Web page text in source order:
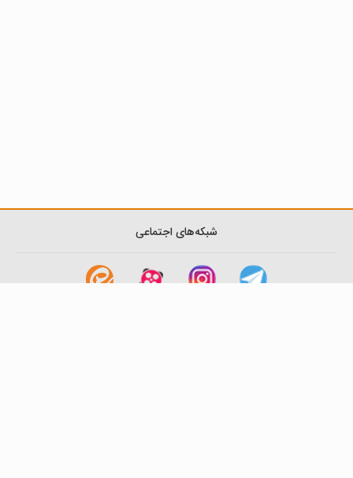
شبکه‌های اجتماعی